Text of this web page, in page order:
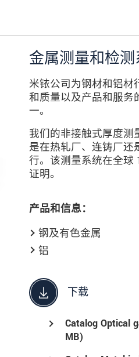
金属测量和检测
米铱公司为钢材和铝材
和质量以及产品和服务
一。
我们的非接触式厚度测
是在热轧厂、连铸厂还
行。该测量系统在全球
证明。
产品和信息：
钢及有色金属
铝
下载
Catalog Optical
MB)